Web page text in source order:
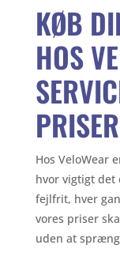
KØB
HOS
PRISER
Hos VeloWear
hvor vigtigt det
fejlfrit, hver
vores priser
uden at